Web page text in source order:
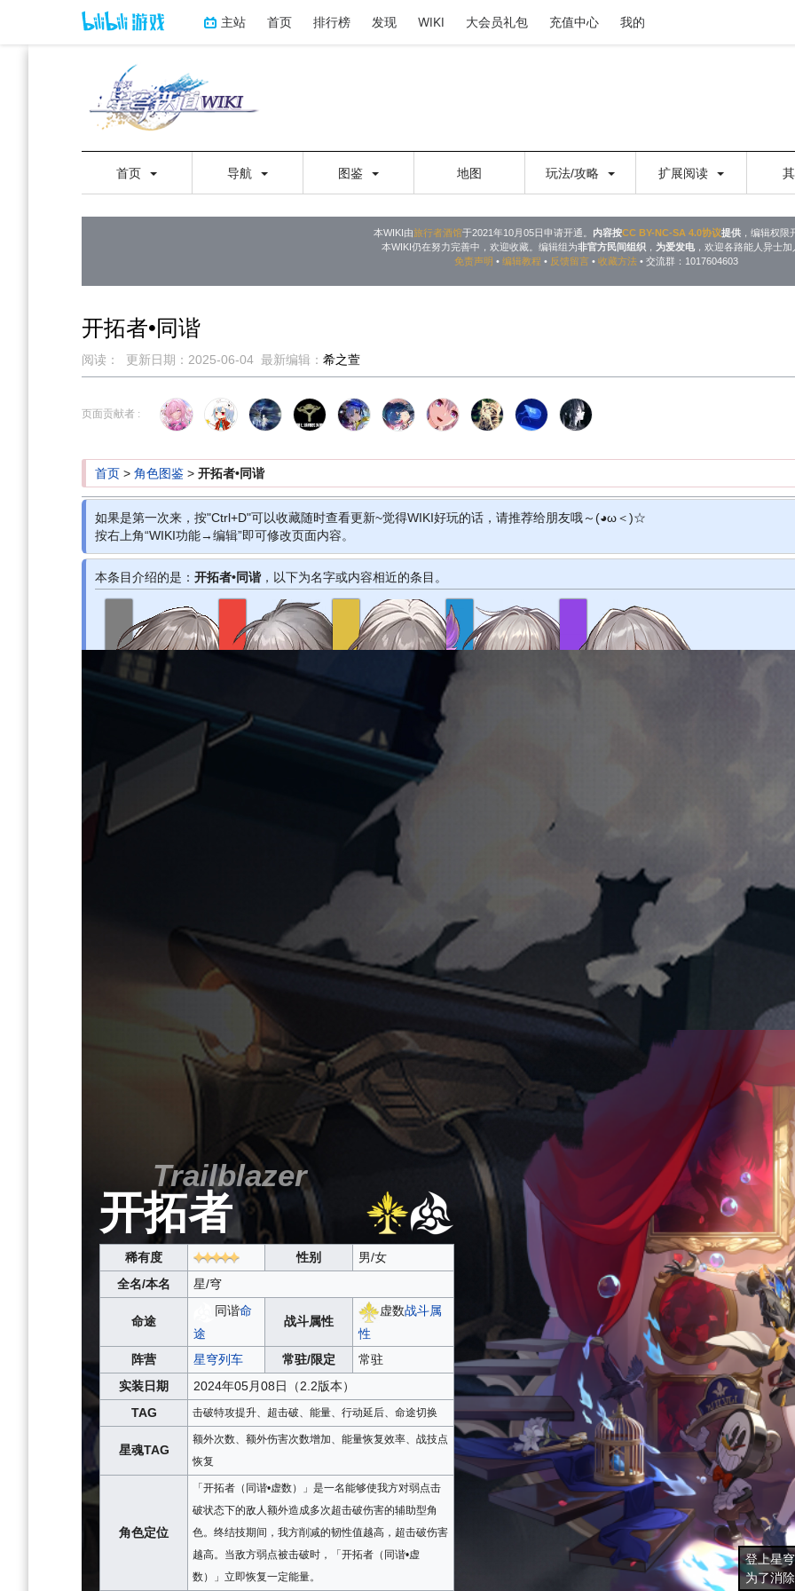
主站 首页 排行榜 发现 WIKI 大会员礼包 充值中心 我的
首页 导航 图鉴 地图 玩法/攻略 扩展阅读
本WIKI由旅行者酒馆于2021年10月05日申请开通。 内容按CC BY-NC-SA 4.0协议提供 ，编辑权限
本WIKI仍在努力完善中，欢迎收藏。编辑组为非官方民间组织， 为爱发电，欢迎各路能人异士加
免责声明 • 编辑教程 • 反馈留言 • 收藏方法 • 交流群：1017604603
开拓者•同谐
阅读： 更新日期： 2025-06-04 最新编辑： 希之萱
到
到
页面贡献者 :
首页 > 角色图鉴 > 开拓者•同谐
如果是第一次来，按"Ctrl+D"可以收藏随时查看更新~觉得WIKI好玩的话，请推荐给朋友哦～(◕ω＜)☆
按右上角“WIKI功能→编辑”即可修改页面内容。
本条目介绍的是： 开拓者•同谐，以下为名字或内容相近的条目。
开拓者•毁灭 开拓者•同谐
「气氛已经烘托到位。合演，开场！」
星站立动作 穹站
开拓者
Trailblazer
稀有度 性别
男/女
全名/本名
星/穹
命途
同谐命
途
战斗属性
虚数战斗属
性
阵营
星穹列车 常驻/限定
常驻
实装日期
2024年05月08日（2.2版本）
TAG
击破特攻提升、超击破、能量、行动延后、命途切换
星魂TAG
额外次数、额外伤害次数增加、能量恢复效率、战技点
恢复
角色定位
「开拓者（同谐•虚数）」是一名能够使我方对弱点击
破状态下的敌人额外造成多次超击破伤害的辅助型角
色。终结技期间，我方削减的韧性值越高，超击破伤害
越高。当敌方弱点被击破时，「开拓者（同谐•虚
数）」立即恢复一定能量。
登上星
为了消